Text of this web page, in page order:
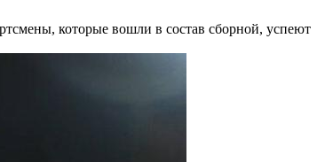
которые вошли в состав сборной, успеют